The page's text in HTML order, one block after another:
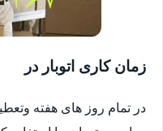
زمان کاری اتوبار در
در تمام روز های هفته